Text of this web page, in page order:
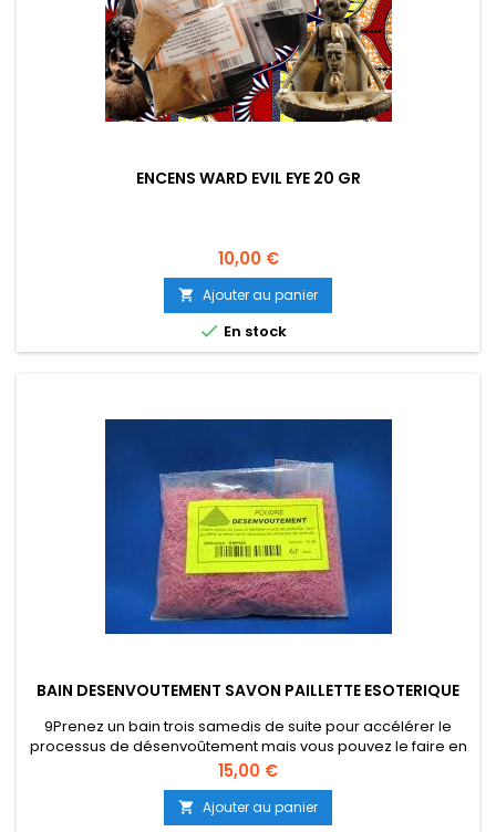
ENCENS WARD EVIL EYE 20 GR
Prix
10,00 €
 Ajouter au panier
 En stock
BAIN DESENVOUTEMENT SAVON PAILLETTE ESOTERIQUE
9Prenez un bain trois samedis de suite pour accélérer le
processus de désenvoûtement mais vous pouvez le faire en
2 fois pour une efficacité optimum. Vous purifie de tous
ondes néfastes, des mauvais œil. Crée un véritable bouclier
surpuissant de protection autour de vous.Vous serez ainsi
protéger contre le mal et toutes attaques de vos ennemis.
Prix
15,00 €
 Ajouter au panier